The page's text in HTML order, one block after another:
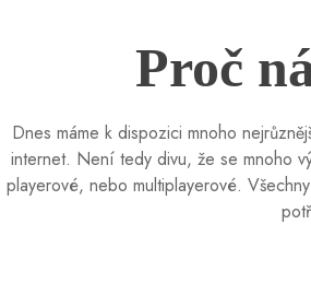
Proč
Dnes máme k dispozici mnoho
internet. Není tedy divu, že se mnoho
playerové, nebo multiplayerové.